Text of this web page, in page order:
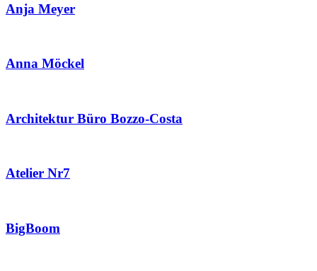
Anja Meyer
Anna Möckel
Architektur Büro Bozzo-Costa
Atelier Nr7
BigBoom